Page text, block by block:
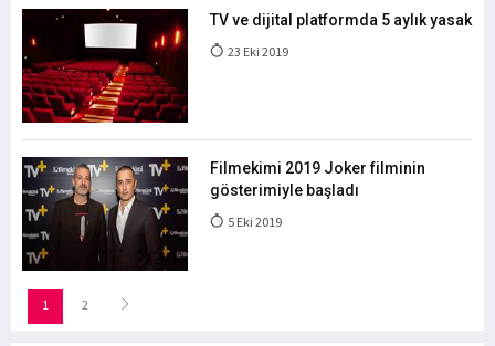
TV ve dijital platformda 5 aylık yasak
23 Eki 2019
Filmekimi 2019 Joker filminin
gösterimiyle başladı
5 Eki 2019
1 2